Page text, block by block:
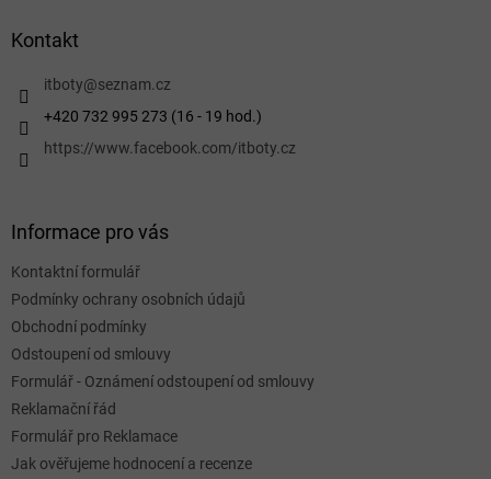
Kontakt
itboty@seznam.cz
+420 732 995 273 (16 - 19 hod.)
https://www.facebook.com/itboty.cz
Informace pro vás
Kontaktní formulář
Podmínky ochrany osobních údajů
Obchodní podmínky
Odstoupení od smlouvy
Formulář - Oznámení odstoupení od smlouvy
Reklamační řád
Formulář pro Reklamace
Jak ověřujeme hodnocení a recenze